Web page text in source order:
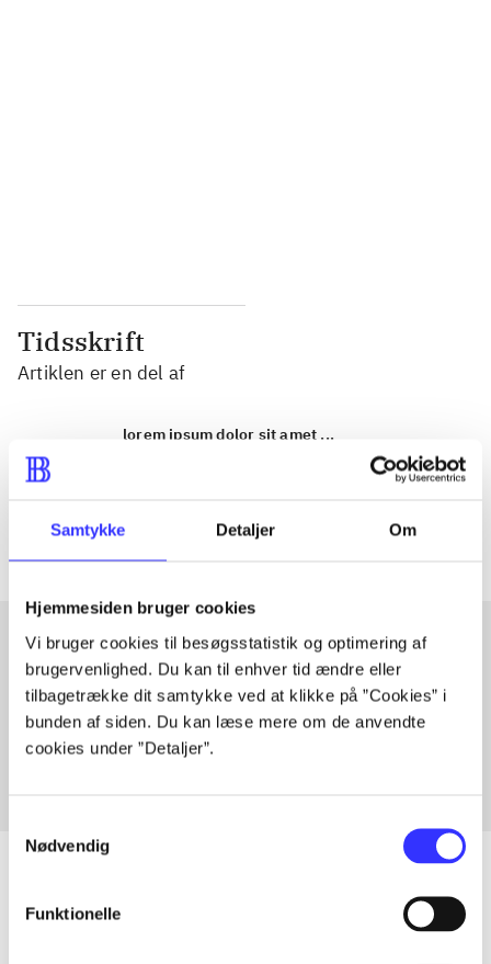
Samtykke Detaljer Om
Hjemmesiden bruger cookies
Vi bruger cookies til besøgsstatistik og optimering af
brugervenlighed. Du kan til enhver tid ændre eller
tilbagetrække dit samtykke ved at klikke på ”Cookies” i
bunden af siden. Du kan læse mere om de anvendte
cookies under ”Detaljer”.
Nødvendig
Funktionelle
Tidsskrift
Artiklen er en del af
lorem ipsum dolor sit amet ...
Artikler med samme emner
Fra